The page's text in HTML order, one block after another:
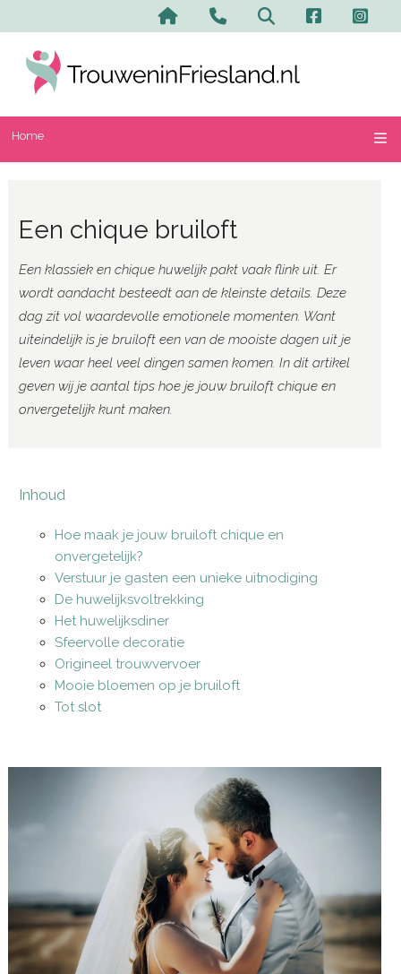
Home Contact en
Zoeken
Home
Een chique bruiloft
Een klassiek en chique huwelijk pakt vaak flink uit. Er
wordt aandacht besteedt aan de kleinste details. Deze
dag zit vol waardevolle emotionele momenten. Want
uiteindelijk is je bruiloft een van de mooiste dagen uit je
leven waar heel veel dingen samen komen. In dit artikel
geven wij je aantal tips hoe je jouw bruiloft chique en
onvergetelijk kunt maken.
Inhoud
Hoe maak je jouw bruiloft chique en
onvergetelijk?
Verstuur je gasten een unieke uitnodiging
De huwelijksvoltrekking
Het huwelijksdiner
Sfeervolle decoratie
Origineel trouwvervoer
Mooie bloemen op je bruiloft
Tot slot